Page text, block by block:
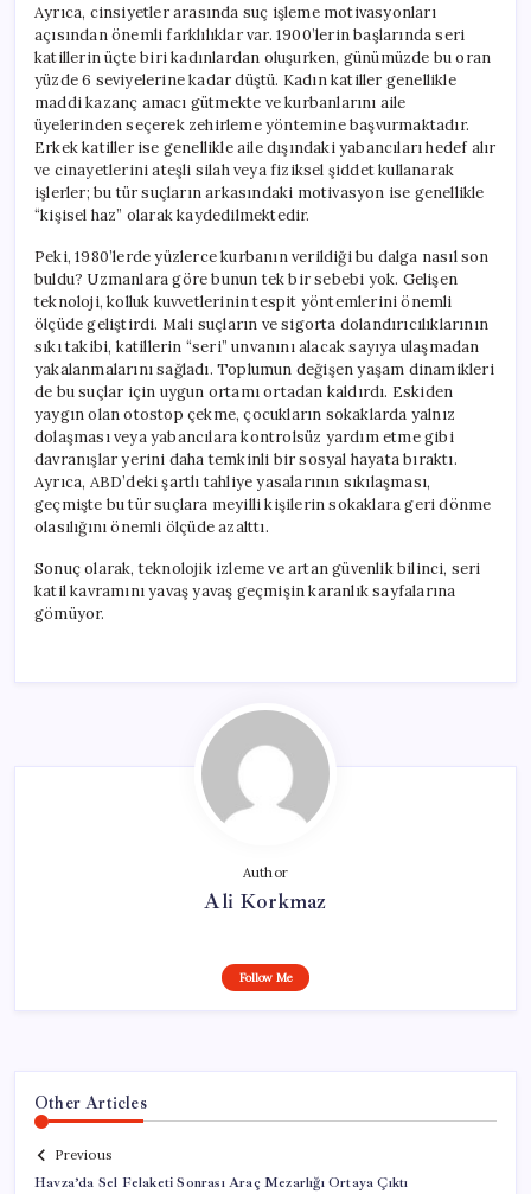
Ayrıca, cinsiyetler arasında suç işleme motivasyonları
açısından önemli farklılıklar var. 1900’lerin başlarında seri
katillerin üçte biri kadınlardan oluşurken, günümüzde bu oran
yüzde 6 seviyelerine kadar düştü. Kadın katiller genellikle
maddi kazanç amacı gütmekte ve kurbanlarını aile
üyelerinden seçerek zehirleme yöntemine başvurmaktadır.
Erkek katiller ise genellikle aile dışındaki yabancıları hedef alır
ve cinayetlerini ateşli silah veya fiziksel şiddet kullanarak
işlerler; bu tür suçların arkasındaki motivasyon ise genellikle
“kişisel haz” olarak kaydedilmektedir.
Peki, 1980’lerde yüzlerce kurbanın verildiği bu dalga nasıl son
buldu? Uzmanlara göre bunun tek bir sebebi yok. Gelişen
teknoloji, kolluk kuvvetlerinin tespit yöntemlerini önemli
ölçüde geliştirdi. Mali suçların ve sigorta dolandırıcılıklarının
sıkı takibi, katillerin “seri” unvanını alacak sayıya ulaşmadan
yakalanmalarını sağladı. Toplumun değişen yaşam dinamikleri
de bu suçlar için uygun ortamı ortadan kaldırdı. Eskiden
yaygın olan otostop çekme, çocukların sokaklarda yalnız
dolaşması veya yabancılara kontrolsüz yardım etme gibi
davranışlar yerini daha temkinli bir sosyal hayata bıraktı.
Ayrıca, ABD’deki şartlı tahliye yasalarının sıkılaşması,
geçmişte bu tür suçlara meyilli kişilerin sokaklara geri dönme
olasılığını önemli ölçüde azalttı.
Sonuç olarak, teknolojik izleme ve artan güvenlik bilinci, seri
katil kavramını yavaş yavaş geçmişin karanlık sayfalarına
gömüyor.
Author
Ali Korkmaz
Follow Me
Other Articles
Previous
Havza’da Sel Felaketi Sonrası Araç Mezarlığı Ortaya Çıktı